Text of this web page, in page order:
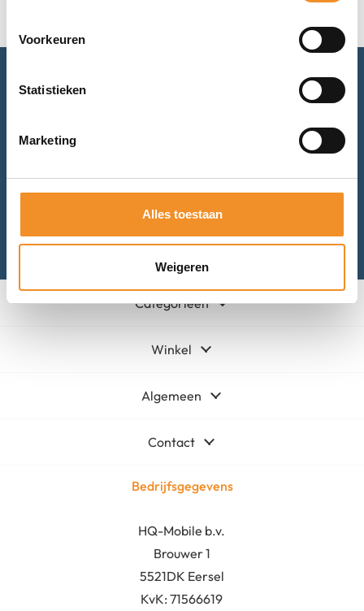
Voorkeuren
Statistieken
Marketing
Alles toestaan
Weigeren
Voor retourneren of garantie: mail ons.
Bel met ons
Mail met ons
Categorieën
Winkel
Algemeen
Contact
Bedrijfsgegevens
HQ-Mobile b.v.
Brouwer 1
5521DK Eersel
KvK:71566619